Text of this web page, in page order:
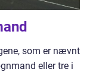
som er nævnt
eller tre i